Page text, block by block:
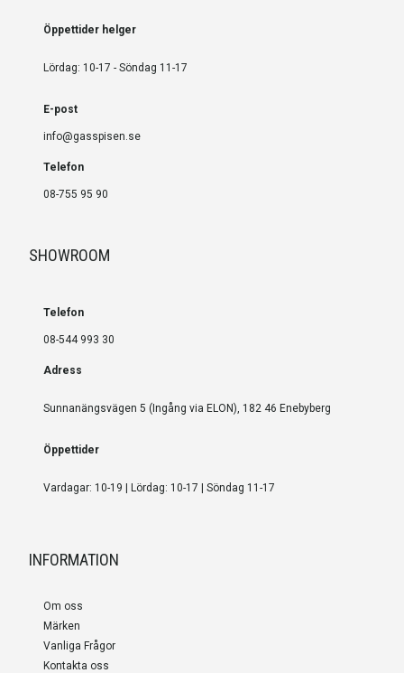
Öppettider helger
Lördag: 10-17 - Söndag 11-17
E-post
info@gasspisen.se
Telefon
08-755 95 90
SHOWROOM
Telefon
08-544 993 30
Adress
Sunnanängsvägen 5 (Ingång via ELON), 182 46 Enebyberg
Öppettider
Vardagar: 10-19 | Lördag: 10-17 | Söndag 11-17
INFORMATION
Om oss
Märken
Vanliga Frågor
Kontakta oss